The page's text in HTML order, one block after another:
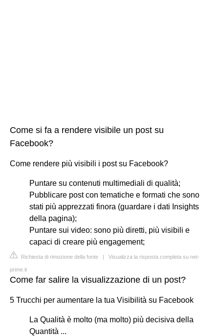
Come si fa a rendere visibile un post su
Facebook?
Come rendere più visibili i post su Facebook?
Puntare su contenuti multimediali di qualità;
Pubblicare post con tematiche e formati che sono
stati più apprezzati finora (guardare i dati Insights
della pagina);
Puntare sui video: sono più diretti, più visibili e
capaci di creare più engagement;
Richiesta di rimozione della fonte | Visualizza la risposta completa su net-
prime.it
Come far salire la visualizzazione di un post?
5 Trucchi per aumentare la tua Visibilità su Facebook
La Qualità è molto (ma molto) più decisiva della
Quantità ...